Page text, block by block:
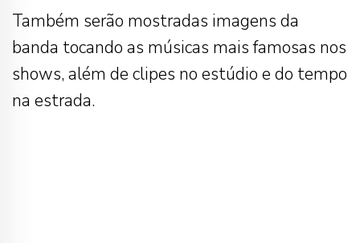
Também serão mostradas imagens da
banda tocando as músicas mais famosas nos
shows, além de clipes no estúdio e do tempo
na estrada.